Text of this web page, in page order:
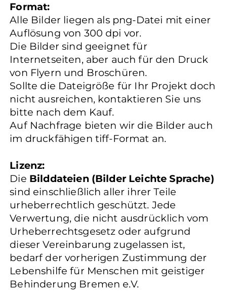
Format:
Alle Bilder liegen als png-Datei mit einer
Auflösung von 300 dpi vor.
Die Bilder sind geeignet für
Internetseiten, aber auch für den Druck
von Flyern und Broschüren.
Sollte die Dateigröße für Ihr Projekt doch
nicht ausreichen, kontaktieren Sie uns
bitte nach dem Kauf.
Auf Nachfrage bieten wir die Bilder auch
im druckfähigen tiff-Format an.
Lizenz:
Die Bilddateien (Bilder Leichte Sprache)
sind einschließlich aller ihrer Teile
urheberrechtlich geschützt. Jede
Verwertung, die nicht ausdrücklich vom
Urheberrechtsgesetz oder aufgrund
dieser Vereinbarung zugelassen ist,
bedarf der vorherigen Zustimmung der
Lebenshilfe für Menschen mit geistiger
Behinderung Bremen e.V.